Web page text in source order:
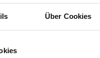
Über Cookies
Dolomiten, gerade